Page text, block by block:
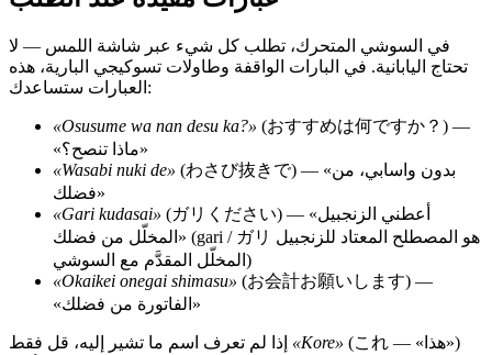
في السوشي المتحرك، تطلب كل شيء عبر شاشة اللمس — لا
تحتاج اليابانية. في البارات الواقفة وطاولات تسوكيجي البارية، هذه
العبارات ستساعدك:
«Osusume wa nan desu ka?» (おすすめは何ですか？) —
«ماذا تنصح؟»
«Wasabi nuki de» (わさび抜きで) — «بدون واسابي، من
فضلك»
«Gari kudasai» (ガリください) — «أعطني الزنجبيل
المخلّل من فضلك» (gari / ガリ هو المصطلح المعتاد للزنجبيل
المخلّل المقدَّم مع السوشي)
«Okaikei onegai shimasu» (お会計お願いします) —
«الفاتورة من فضلك»
«Kore» (これ — «هذا»)